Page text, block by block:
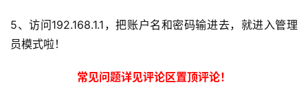
5、访问192.168.1.1，把账户名和密码输进去，就进入管理
员模式啦！
常见问题详见评论区置顶评论！